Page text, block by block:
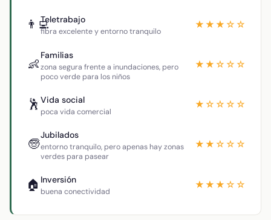
👨‍💻Teletrabajo
fibra excelente y entorno tranquilo
★★★☆☆
👶
Familias
zona segura frente a inundaciones, pero
poco verde para los niños
★★☆☆☆
🕺 Vida social
poca vida comercial
★☆☆☆☆
🧓
Jubilados
entorno tranquilo, pero apenas hay zonas
verdes para pasear
★★☆☆☆
🏠 Inversión
buena conectividad
★★★☆☆